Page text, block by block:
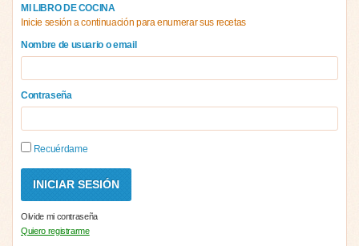
MI LIBRO DE COCINA
Inicie sesión a continuación para enumerar sus recetas
Nombre de usuario o email
Contraseña
Recuérdame
Olvide mi contraseña
Quiero registrarme